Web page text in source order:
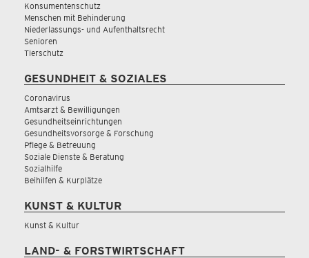
Konsumentenschutz
Menschen mit Behinderung
Niederlassungs- und Aufenthaltsrecht
Senioren
Tierschutz
GESUNDHEIT & SOZIALES
Coronavirus
Amtsarzt & Bewilligungen
Gesundheitseinrichtungen
Gesundheitsvorsorge & Forschung
Pflege & Betreuung
Soziale Dienste & Beratung
Sozialhilfe
Beihilfen & Kurplätze
KUNST & KULTUR
Kunst & Kultur
LAND- & FORSTWIRTSCHAFT